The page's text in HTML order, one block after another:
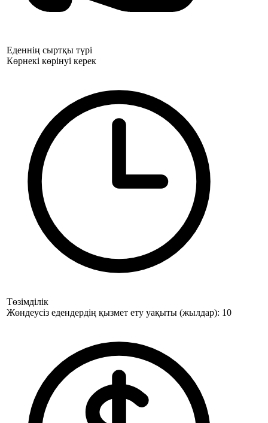
Еденнің сыртқы түрі
Көрнекі көрінуі керек
Төзімділік
Жөндеусіз едендердің қызмет ету уақыты (жылдар): 10